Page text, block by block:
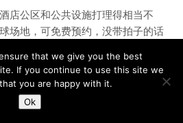
店公区和公共设施打理得相当不
场地，可免费预约，没带拍子的话
that we give you the best
If you continue to use this site we
you are happy with it.
Ok